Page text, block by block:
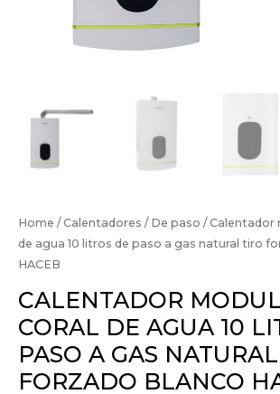
Home /Calentadores / De paso / Calentador
de agua 10 litros de paso a gas natural tiro
HACEB
CALENTADOR
CORAL DE AGUA 10
PASO A GAS
FORZADO BLANCO